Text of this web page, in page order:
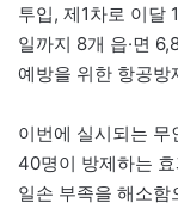
투입, 제1차로 이달
일까지 8개 읍·면
예방을 위한 항공방
이번에 실시되는 무
40명이 방제하는
일손 부족을 해소